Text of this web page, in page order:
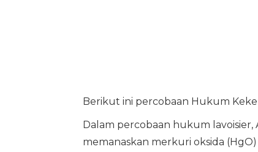
Berikut ini percobaan Hukum
Dalam percobaan hukum
memanaskan merkuri oksida